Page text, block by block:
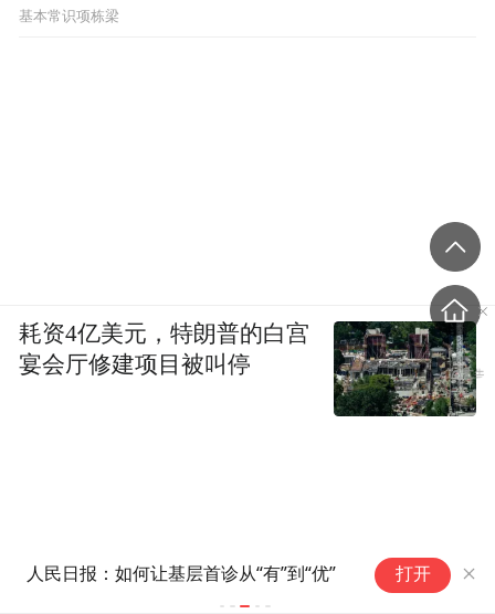
特朗普称霍尔木兹海峡协议有望
敲定，伊朗议长讽刺美国“戏剧
打开
基本常识项栋梁
耗资4亿美元，特朗普的白宫
宴会厅修建项目被叫停